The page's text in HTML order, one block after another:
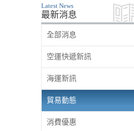
Latest News
最新消息
全部消息
空運快遞新訊
海運新訊
貿易動態
消費優惠